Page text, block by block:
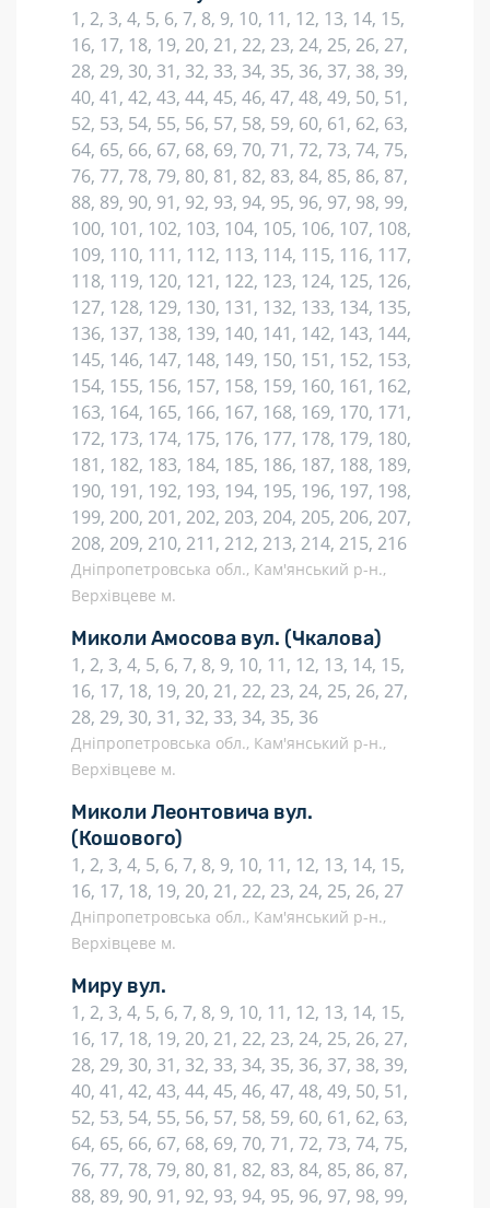
1, 2, 3, 4, 5, 6, 7, 8, 9, 10, 11, 12, 13, 14, 15,
16, 17, 18, 19, 20, 21, 22, 23, 24, 25, 26, 27,
28, 29, 30, 31, 32, 33, 34, 35, 36, 37, 38, 39,
40, 41, 42, 43, 44, 45, 46, 47, 48, 49, 50, 51,
52, 53, 54, 55, 56, 57, 58, 59, 60, 61, 62, 63,
64, 65, 66, 67, 68, 69, 70, 71, 72, 73, 74, 75,
76, 77, 78, 79, 80, 81, 82, 83, 84, 85, 86, 87,
88, 89, 90, 91, 92, 93, 94, 95, 96, 97, 98, 99,
100, 101, 102, 103, 104, 105, 106, 107, 108,
109, 110, 111, 112, 113, 114, 115, 116, 117,
118, 119, 120, 121, 122, 123, 124, 125, 126,
127, 128, 129, 130, 131, 132, 133, 134, 135,
136, 137, 138, 139, 140, 141, 142, 143, 144,
145, 146, 147, 148, 149, 150, 151, 152, 153,
154, 155, 156, 157, 158, 159, 160, 161, 162,
163, 164, 165, 166, 167, 168, 169, 170, 171,
172, 173, 174, 175, 176, 177, 178, 179, 180,
181, 182, 183, 184, 185, 186, 187, 188, 189,
190, 191, 192, 193, 194, 195, 196, 197, 198,
199, 200, 201, 202, 203, 204, 205, 206, 207,
208, 209, 210, 211, 212, 213, 214, 215, 216
Дніпропетровська обл., Кам'янський р-н.,
Верхівцеве м.
Миколи Амосова вул. (Чкалова)
1, 2, 3, 4, 5, 6, 7, 8, 9, 10, 11, 12, 13, 14, 15,
16, 17, 18, 19, 20, 21, 22, 23, 24, 25, 26, 27,
28, 29, 30, 31, 32, 33, 34, 35, 36
Дніпропетровська обл., Кам'янський р-н.,
Верхівцеве м.
Миколи Леонтовича вул.
(Кошового)
1, 2, 3, 4, 5, 6, 7, 8, 9, 10, 11, 12, 13, 14, 15,
16, 17, 18, 19, 20, 21, 22, 23, 24, 25, 26, 27
Дніпропетровська обл., Кам'янський р-н.,
Верхівцеве м.
Миру вул.
1, 2, 3, 4, 5, 6, 7, 8, 9, 10, 11, 12, 13, 14, 15,
16, 17, 18, 19, 20, 21, 22, 23, 24, 25, 26, 27,
28, 29, 30, 31, 32, 33, 34, 35, 36, 37, 38, 39,
40, 41, 42, 43, 44, 45, 46, 47, 48, 49, 50, 51,
52, 53, 54, 55, 56, 57, 58, 59, 60, 61, 62, 63,
64, 65, 66, 67, 68, 69, 70, 71, 72, 73, 74, 75,
76, 77, 78, 79, 80, 81, 82, 83, 84, 85, 86, 87,
88, 89, 90, 91, 92, 93, 94, 95, 96, 97, 98, 99,